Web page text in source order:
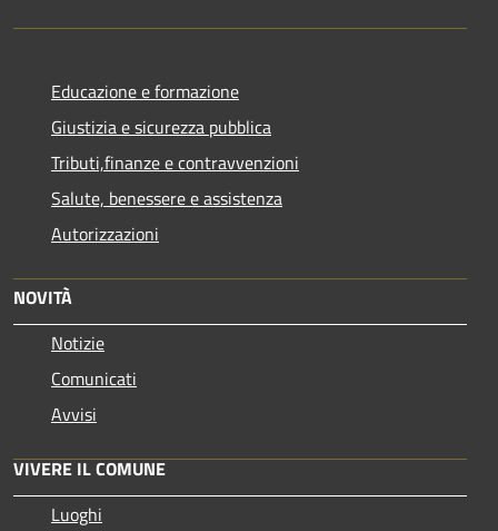
Educazione e formazione
Giustizia e sicurezza pubblica
Tributi,finanze e contravvenzioni
Salute, benessere e assistenza
Autorizzazioni
NOVITÀ
Notizie
Comunicati
Avvisi
VIVERE IL COMUNE
Luoghi